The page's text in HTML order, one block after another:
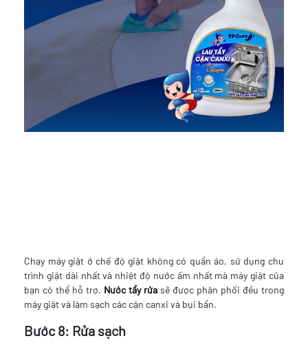
Chạy máy giặt ở chế độ giặt không có quần áo, sử dụng chu
trình giặt dài nhất và nhiệt độ nước ấm nhất mà máy giặt của
bạn có thể hỗ trợ. Nước tẩy rửa sẽ được phân phối đều trong
máy giặt và làm sạch các cặn canxi và bụi bẩn.
Bước 8: Rửa sạch